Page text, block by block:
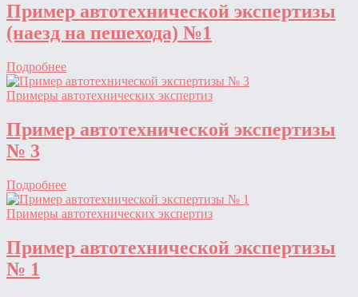
Пример автотехнической экспертизы
(наезд на пешехода) №1
Подробнее
Примеры автотехнических экспертиз
Пример автотехнической экспертизы
№ 3
Подробнее
Примеры автотехнических экспертиз
Пример автотехнической экспертизы
№ 1